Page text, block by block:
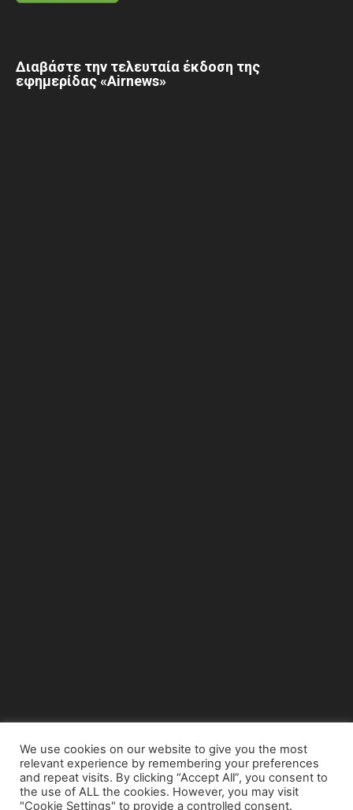
Διαβάστε την τελευταία έκδοση της
εφημερίδας «Airnews»
© Copyright 2015 - www.airnews.gr
We use cookies on our website to give you the most
relevant experience by remembering your preferences
and repeat visits. By clicking “Accept All”, you consent to
the use of ALL the cookies. However, you may visit
"Cookie Settings" to provide a controlled consent.